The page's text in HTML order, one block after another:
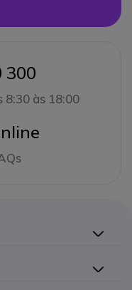
300
8:30 às 18:00